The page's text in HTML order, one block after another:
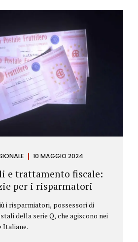
10 MAGGIO 2024
e trattamento fiscale:
per i risparmatori
i risparmiatori, possessori di
della serie Q, che agiscono nei
Italiane.